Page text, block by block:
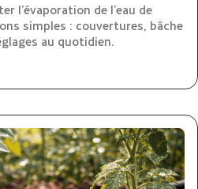
l’évaporation de l’eau de
simples : couvertures, bâche
au quotidien.